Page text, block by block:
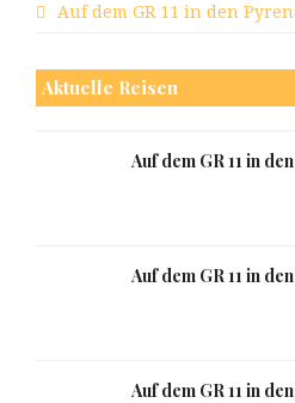
Auf dem GR 11 in den
Aktuelle Reisen
Auf dem GR 11 in
Auf dem GR 11 in
Auf dem GR 11 in